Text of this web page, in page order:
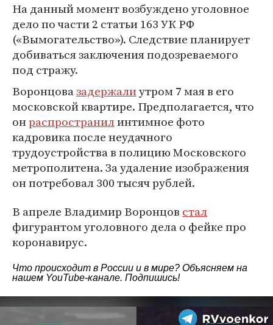
На данный момент возбуждено уголовное
дело по части 2 статьи 163 УК РФ
(«Вымогательство»). Следствие планирует
добиваться заключения подозреваемого
под стражу.
Воронцовазадержалиутром 7 мая в его
московской квартире. Предполагается, что
онраспространилинтимное фото
кадровика после неудачного
трудоустройства в полицию Московского
метрополитена. За удаление изображения
он потребовал 300 тысяч рублей.
В апреле Владимир Воронцов стал
фигурантом уголовного дела о фейке про
коронавирус.
Что происходит в России и в мире? Объясняем на
нашем YouTube-канале. Подпишись!